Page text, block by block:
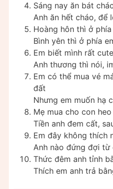
Sáng nay ăn bát
Anh ăn hết cháo, để
Hoàng hôn thì ở
Bình yên thì ở phía
Em biết mình rất cute
Anh thương thì nói,
Em có thể mua vé
đất
Nhưng em muốn hạ
Mẹ mua cho con
Tiền anh đem cất,
Em đây không thích
Anh nào đứng đợi từ
Thức đêm anh tỉnh
Thích em anh trả